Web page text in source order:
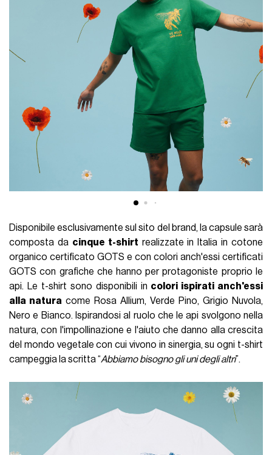
Disponibile esclusivamente sul sito del brand, la capsule sarà
composta da cinque t-shirt realizzate in Italia in cotone
organico certificato GOTS e con colori anch'essi certificati
GOTS con grafiche che hanno per protagoniste proprio le
api. Le t-shirt sono disponibili in colori ispirati anch'essi
alla natura come Rosa Allium, Verde Pino, Grigio Nuvola,
Nero e Bianco. Ispirandosi al ruolo che le api svolgono nella
natura, con l'impollinazione e l'aiuto che danno alla crescita
del mondo vegetale con cui vivono in sinergia, su ogni t-shirt
campeggia la scritta “Abbiamo bisogno gli uni degli altri”.